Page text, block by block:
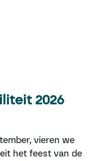
2026
vieren we
het feest van de